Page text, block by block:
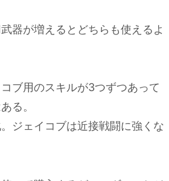
器が増えるとどちらも使えるよ
ブ用のスキルが3つずつあって
る。
ジェイコブは近接戦闘に強くな